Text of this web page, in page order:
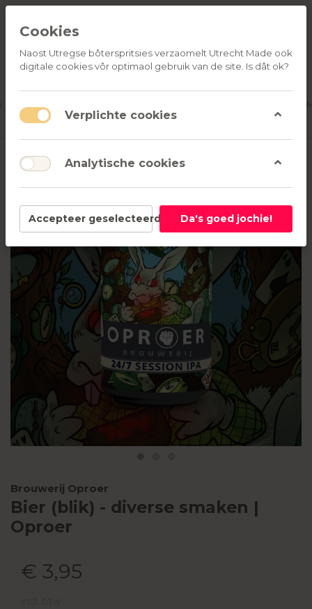
PRODUCTEN
RELATIEGESCHENKEN
ONS
Brouwerij Oproer
Bier (blik) - diverse smaken |
Oproer
€ 3,95
Cookies
Naost Utregse bôterspritsies verzaomelt Utrecht Made ook
digitale cookies vôr optimaol gebruik van de site. Is dât ok?
Verplichte cookies
Analytische cookies
Accepteer geselecteerd Da's goed jochie!